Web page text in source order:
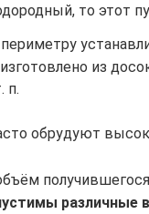
то этот
из
п.
обрудуют
различные